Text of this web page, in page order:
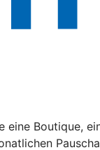
Boutique,